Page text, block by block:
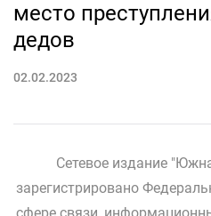
место
дедов
02.02.2023
Сетевое издание
зарегистрировано